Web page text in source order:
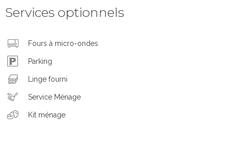
Services optionnels
Fours à micro-ondes
Parking
Linge fourni
Service Ménage
Kit ménage